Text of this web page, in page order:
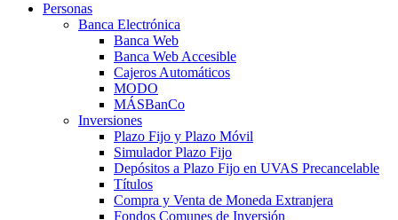
Personas
Banca Electrónica
Banca Web
Banca Web Accesible
Cajeros Automáticos
MODO
MÁSBanCo
Inversiones
Plazo Fijo y Plazo Móvil
Simulador Plazo Fijo
Depósitos a Plazo Fijo en UVAS Precancelable
Títulos
Compra y Venta de Moneda Extranjera
Fondos Comunes de Inversión